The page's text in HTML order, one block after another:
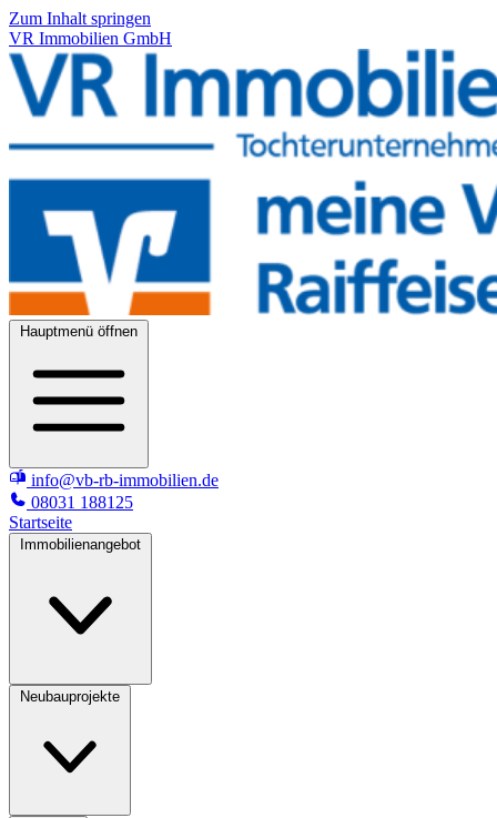
Zum Inhalt springen
VR Immobilien GmbH
Hauptmenü öffnen
info@vb-rb-immobilien.de
08031 188125
Startseite
Immobilienangebot
Neubauprojekte